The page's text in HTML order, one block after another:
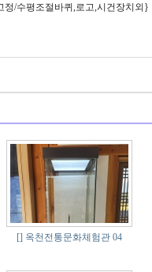
정/수평조절바퀴,로고,시건장치외}
[] 옥천전통문화체험관 04